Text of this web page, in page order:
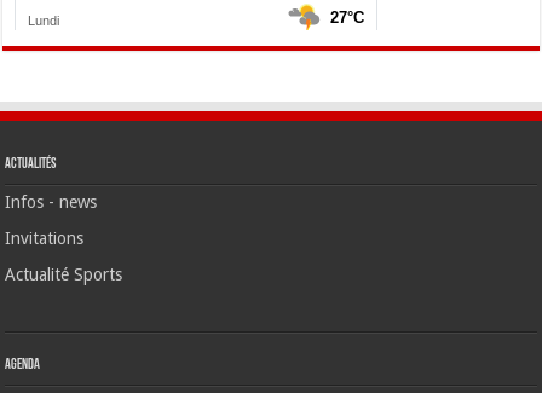
Actualités
Infos - news
Invitations
Actualité Sports
Agenda